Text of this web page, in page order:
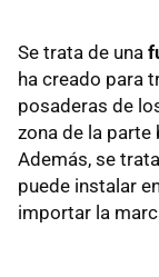
Se trata de una
ha creado para
posaderas de
zona de la parte
Además, se
puede instalar
importar la